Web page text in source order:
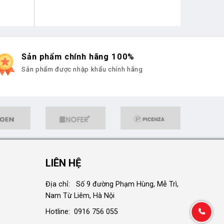
Sản phẩm chính hãng 100%
Sản phẩm được nhập khẩu chính hãng
LIÊN HỆ
Địa chỉ: Số 9 đường Phạm Hùng, Mễ Trì,
Nam Từ Liêm, Hà Nội
Hotline: 0916 756 055